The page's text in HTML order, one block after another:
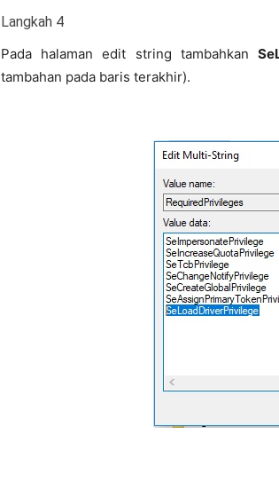
Langkah 4
Pada halaman edit string tambahkan
tambahan pada baris terakhir).